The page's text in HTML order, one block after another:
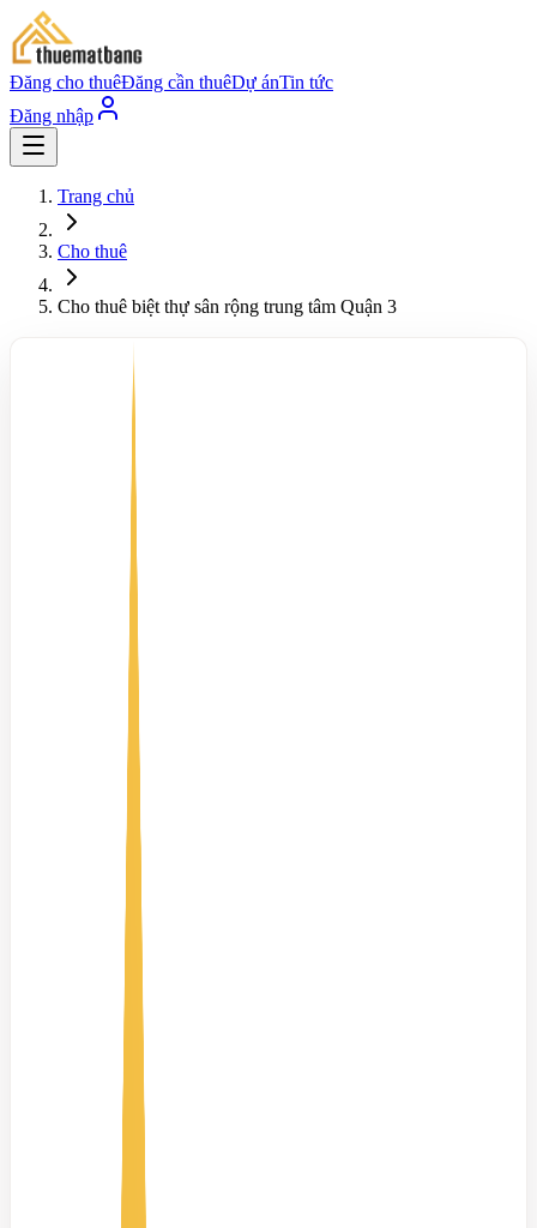
Đăng cho thuêĐăng cần thuêDự ánTin tức
Đăng nhập
Trang chủ
Cho thuê
Cho thuê biệt thự sân rộng trung tâm Quận 3